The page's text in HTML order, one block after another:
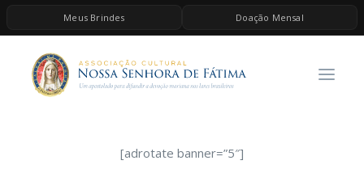
Meus Brindes Doação Mensal
HOME
A ASSOCIAÇÃO
ESPIRITUALIDADE[adrotate banner=”5″]